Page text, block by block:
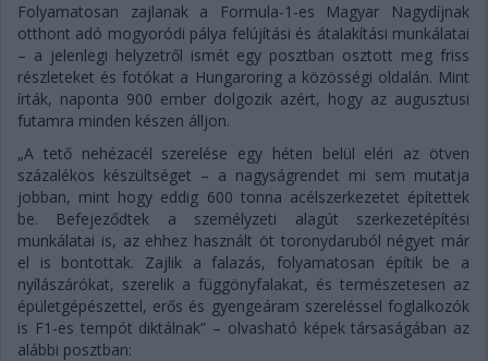
Folyamatosan zajlanak a Formula-1-es Magyar Nagydíjnak
otthont adó mogyoródi pálya felújítási és átalakítási munkálatai
– a jelenlegi helyzetről ismét egy posztban osztott meg friss
részleteket és fotókat a Hungaroring a közösségi oldalán. Mint
írták, naponta 900 ember dolgozik azért, hogy az augusztusi
futamra minden készen álljon.
„A tető nehézacél szerelése egy héten belül eléri az ötven
százalékos készültséget – a nagyságrendet mi sem mutatja
jobban, mint hogy eddig 600 tonna acélszerkezetet építettek
be. Befejeződtek a személyzeti alagút szerkezetépítési
munkálatai is, az ehhez használt öt toronydaruból négyet már
el is bontottak. Zajlik a falazás, folyamatosan építik be a
nyílászárókat, szerelik a függönyfalakat, és természetesen az
épületgépészettel, erős és gyengeáram szereléssel foglalkozók
is F1-es tempót diktálnak” – olvasható képek társaságában az
alábbi posztban: